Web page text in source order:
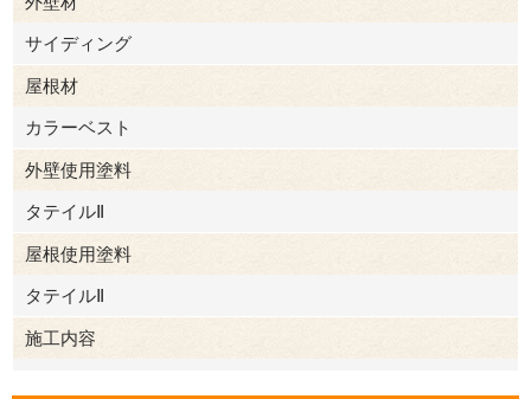
サイディング
屋根材
カラーベスト
外壁使用塗料
タテイルⅡ
屋根使用塗料
タテイルⅡ
施工内容